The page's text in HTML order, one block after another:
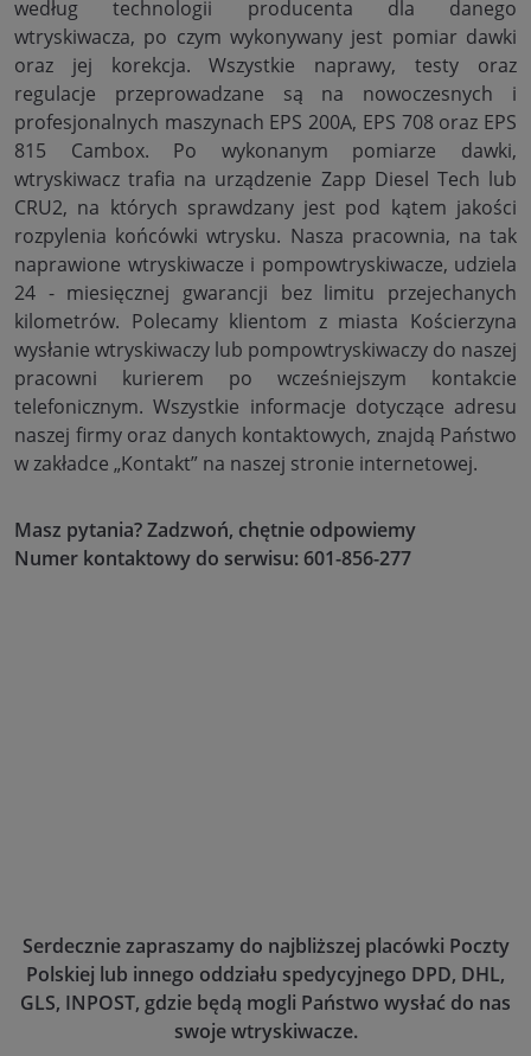
według technologii producenta dla danego
wtryskiwacza, po czym wykonywany jest pomiar dawki
oraz jej korekcja. Wszystkie naprawy, testy oraz
regulacje przeprowadzane są na nowoczesnych i
profesjonalnych maszynach EPS 200A, EPS 708 oraz EPS
815 Cambox. Po wykonanym pomiarze dawki,
wtryskiwacz trafia na urządzenie Zapp Diesel Tech lub
CRU2, na których sprawdzany jest pod kątem jakości
rozpylenia końcówki wtrysku. Nasza pracownia, na tak
naprawione wtryskiwacze i pompowtryskiwacze, udziela
24 - miesięcznej gwarancji bez limitu przejechanych
kilometrów. Polecamy klientom z miasta Kościerzyna
wysłanie wtryskiwaczy lub pompowtryskiwaczy do naszej
pracowni kurierem po wcześniejszym kontakcie
telefonicznym. Wszystkie informacje dotyczące adresu
naszej firmy oraz danych kontaktowych, znajdą Państwo
w zakładce „Kontakt” na naszej stronie internetowej.
Masz pytania? Zadzwoń, chętnie odpowiemy
Numer kontaktowy do serwisu: 601-856-277
Serdecznie zapraszamy do najbliższej placówki Poczty
Polskiej lub innego oddziału spedycyjnego DPD, DHL,
GLS, INPOST, gdzie będą mogli Państwo wysłać do nas
swoje wtryskiwacze.